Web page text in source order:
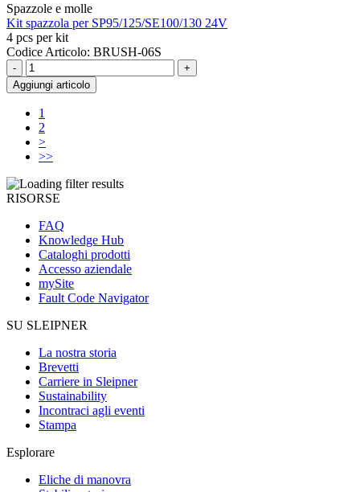
Spazzole e molle
Kit spazzola per SP95/125/SE100/130 24V
4 pcs per kit
Codice Articolo: BRUSH-06S
-
+
Aggiungi articolo
1
2
>
>>
RISORSE
FAQ
Knowledge Hub
Cataloghi prodotti
Accesso aziendale
mySite
Fault Code Navigator
SU SLEIPNER
La nostra storia
Brevetti
Carriere in Sleipner
Sustainability
Incontraci agli eventi
Stampa
Esplorare
Eliche di manovra